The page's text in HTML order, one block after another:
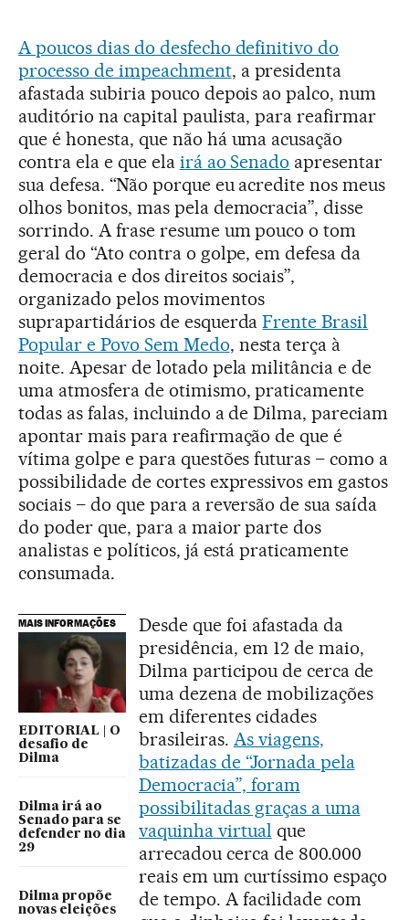
A poucos dias do desfecho definitivo do
processo de impeachment, a presidenta
afastada subiria pouco depois ao palco, num
auditório na capital paulista, para reafirmar
que é honesta, que não há uma acusação
contra ela e que ela irá ao Senado apresentar
sua defesa. “Não porque eu acredite nos meus
olhos bonitos, mas pela democracia”, disse
sorrindo. A frase resume um pouco o tom
geral do “Ato contra o golpe, em defesa da
democracia e dos direitos sociais”,
organizado pelos movimentos
suprapartidários de esquerdaFrente Brasil
Popular e Povo Sem Medo, nesta terça à
noite. Apesar de lotado pela militância e de
uma atmosfera de otimismo, praticamente
todas as falas, incluindo a de Dilma, pareciam
apontar mais para reafirmação de que é
vítima golpe e para questões futuras – como a
possibilidade de cortes expressivos em gastos
sociais – do que para a reversão de sua saída
do poder que, para a maior parte dos
analistas e políticos, já está praticamente
consumada.
MAIS INFORMAÇÕES
EDITORIAL | O
desafio de
Dilma
Dilma irá ao
Senado para se
defender no dia
29
Dilma propõe
novas eleições
Desde que foi afastada da
presidência, em 12 de maio,
Dilma participou de cerca de
uma dezena de mobilizações
em diferentes cidades
brasileiras. As viagens,
batizadas de “Jornada pela
Democracia”, foram
possibilitadas graças a uma
vaquinha virtual que
arrecadou cerca de 800.000
reais em um curtíssimo espaço
de tempo. A facilidade com